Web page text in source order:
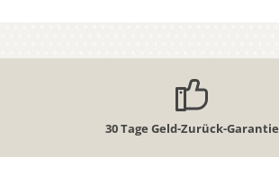
30 Tage Geld-Zurück-Garantie